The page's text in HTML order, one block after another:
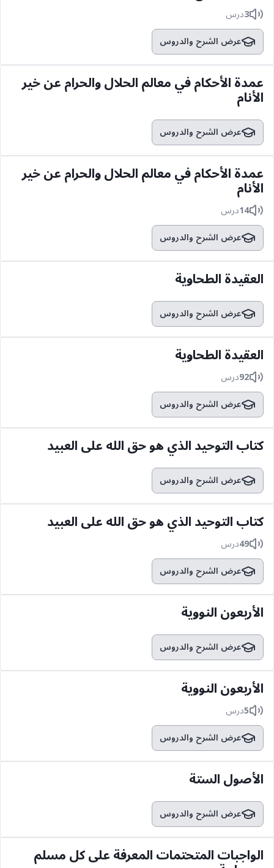
3درس
عرض الشرح والدروس
عمدة الأحكام في معالم الحلال والحرام عن خير
الأنام
عرض الشرح والدروس
عمدة الأحكام في معالم الحلال والحرام عن خير
الأنام
14درس
عرض الشرح والدروس
العقيدة الطحاوية
عرض الشرح والدروس
العقيدة الطحاوية
92درس
عرض الشرح والدروس
كتاب التوحيد الذي هو حق الله على العبيد
عرض الشرح والدروس
كتاب التوحيد الذي هو حق الله على العبيد
49درس
عرض الشرح والدروس
الأربعون النووية
عرض الشرح والدروس
الأربعون النووية
5درس
عرض الشرح والدروس
الأصول الستة
عرض الشرح والدروس
الواجبات المتحتمات المعرفة على كل مسلم